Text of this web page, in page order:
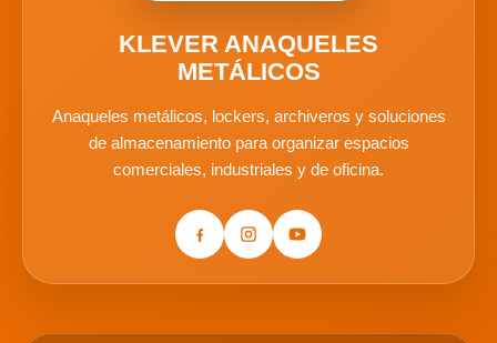
KLEVER ANAQUELES
METÁLICOS
Anaqueles metálicos, lockers, archiveros y soluciones
de almacenamiento para organizar espacios
comerciales, industriales y de oficina.